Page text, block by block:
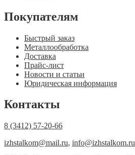
Покупателям
Быстрый заказ
Металлообработка
Доставка
Прайс-лист
Новости и статьи
Юридическая информация
Контакты
8 (3412) 57-20-66
izhstalkom@mail.ru, info@izhstalkom.ru